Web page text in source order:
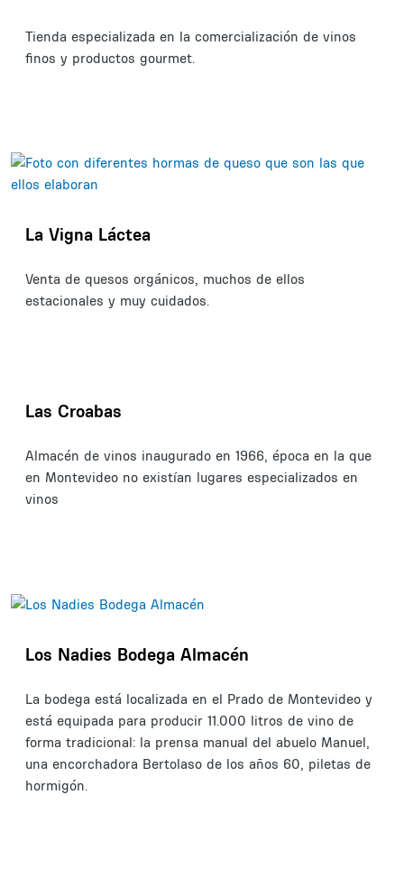
Tienda especializada en la comercialización de vinos
finos y productos gourmet.
La Vigna Láctea
Venta de quesos orgánicos, muchos de ellos
estacionales y muy cuidados.
Las Croabas
Almacén de vinos inaugurado en 1966, época en la que
en Montevideo no existían lugares especializados en
vinos
Los Nadies Bodega Almacén
La bodega está localizada en el Prado de Montevideo y
está equipada para producir 11.000 litros de vino de
forma tradicional: la prensa manual del abuelo Manuel,
una encorchadora Bertolaso de los años 60, piletas de
hormigón.